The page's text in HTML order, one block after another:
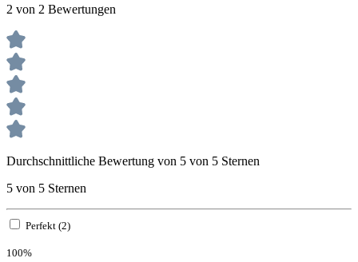
2 von 2 Bewertungen
Durchschnittliche Bewertung von 5 von 5 Sternen
5 von 5 Sternen
Perfekt (2)
100%